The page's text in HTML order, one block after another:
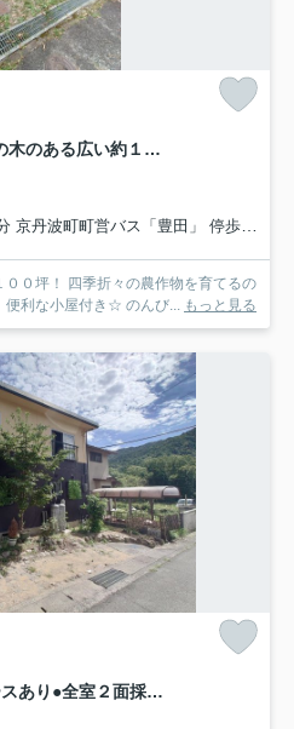
◆緑豊かな住環境◆畑や栗の木のある広い約１００坪の敷地◆平家建◆駐車スペースあり◆京丹波町中台土橋
町営バス「豊田」 停歩26分車12分 7.5km
０坪！ 四季折々の農作物を育てるの
便利な小屋付き☆ のんび...
もっと見る
地震に強いＲＣ造●庭スペースあり●全室２面採光で陽当たり良好●亀岡市畑野町千ケ畑高橋